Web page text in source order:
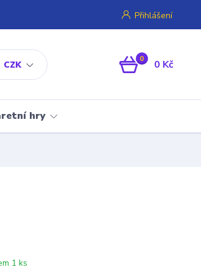
CZK
Přihlášení
0 0 Kč
hry
1 ks